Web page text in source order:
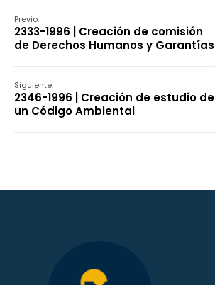
Previo:
2333-1996 | Creación de comisión
de Derechos Humanos y Garantías
Siguiente:
2346-1996 | Creación de estudio de
un Código Ambiental